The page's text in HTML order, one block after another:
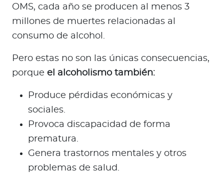
OMS, cada año se producen al menos 3
millones de muertes relacionadas al
consumo de alcohol.
Pero estas no son las únicas consecuencias,
porque el alcoholismo también:
Produce pérdidas económicas y
sociales.
Provoca discapacidad de forma
prematura.
Genera trastornos mentales y otros
problemas de salud.